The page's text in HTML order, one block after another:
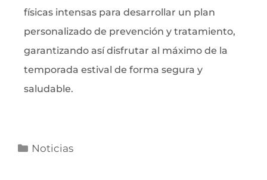
físicas intensas para desarrollar un plan
personalizado de prevención y tratamiento,
garantizando así disfrutar al máximo de la
temporada estival de forma segura y
saludable.
Noticias